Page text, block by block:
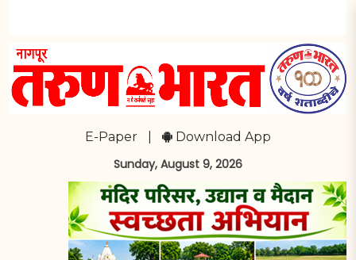
E-Paper Download App
Sunday, August 9, 2026